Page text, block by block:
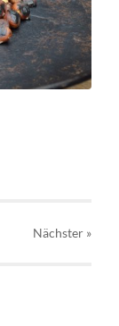
Nächster »